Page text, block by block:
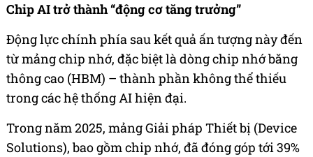
Chip AI trở thành “động cơ tăng trưởng”
Động lực chính phía sau kết quả ấn tượng này đến
từ mảng chip nhớ, đặc biệt là dòng chip nhớ băng
thông cao (HBM) – thành phần không thể thiếu
trong các hệ thống AI hiện đại.
Trong năm 2025, mảng Giải pháp Thiết bị (Device
Solutions), bao gồm chip nhớ, đã đóng góp tới 39%